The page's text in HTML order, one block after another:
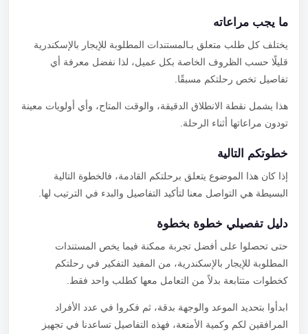
ما يجب مراعاته
يختلف كل طلب متعلق بـالمستندات المطلوبة للإيجار بالإسكندرية
قليلًا حسب الظروف الخاصة بكل عميل، لذا نفضل معرفة أي
تفاصيل تخص رحلتكم مسبقًا.
هذا يشمل نقطة الانطلاق الدقيقة، والوقت المتاح، وأي أولويات معينة
تودون مراعاتها أثناء الرحلة.
خطوتكم التالية
إذا كان هذا الموضوع يتعلق برحلتكم القادمة، فالخطوة التالية
البسيطة هي التواصل معنا لتأكيد التفاصيل والبدء في الترتيب لها.
دليل تفصيلي خطوة بخطوة
حتى تحصلوا على أفضل تجربة ممكنة فيما يخص المستندات
المطلوبة للإيجار بالإسكندرية، من المفيد التفكير في رحلتكم
كخطوات متتابعة بدلاً من التعامل معها كطلب واحد فقط.
ابدأوا بتحديد الموعد والوجهة بدقة، ثم فكروا في عدد الأفراد
المرافقين لكم وكمية الأمتعة، فهذه التفاصيل تساعدنا في تجهيز